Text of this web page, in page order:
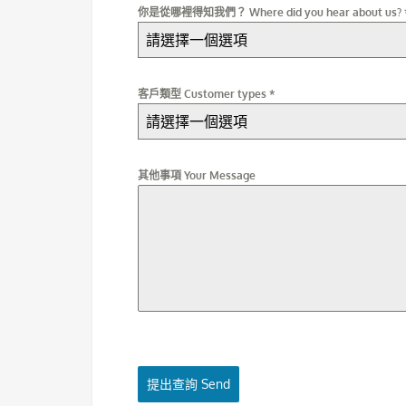
你是從哪裡得知我們？ Where did you hear about us?
請選擇一個選項
客戶類型 Customer types *
請選擇一個選項
其他事項 Your Message
提出查詢 Send